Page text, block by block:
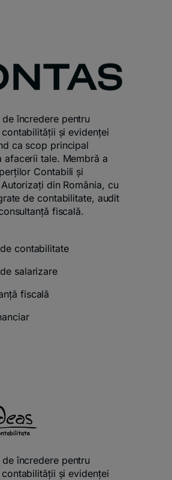
încredere pentru
și evidenței
ca scop principal
afacerii tale. Membră a
Contabili și
din România, cu
de contabilitate, audit
fiscală.
contabilitate
salarizare
fiscală
încredere pentru
și evidenței